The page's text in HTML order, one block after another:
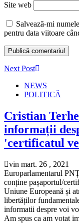
Site web
Salvează-mi
pentru data viitoare
Next Post
NEWS
POLITICĂ
Cristian
informații
'certificatul
vin mart. 26 , 2021
Europarlamentarul
conține pașaportul/
Uniune Europeană și
libertăților
informatii despre voi
Am spus ca am votat